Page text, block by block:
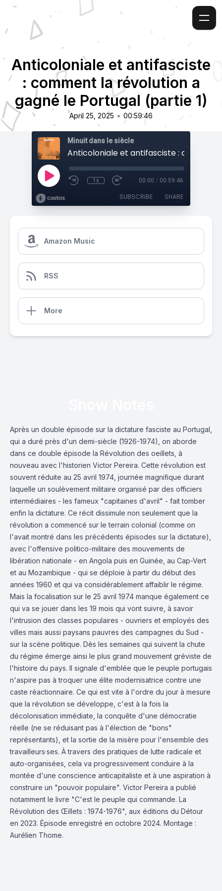
Anticoloniale et antifasciste
: comment la révolution a
gagné le Portugal (partie 1)
April 25, 2025 • 00:59:46
Minuit dans le siècle
1x 00:00 / 00:59:46
SUBSCRIBE SHARE
Amazon Music
RSS
More
Après un double épisode sur la dictature fasciste au Portugal,
qui a duré près d'un demi-siècle (1926-1974), on aborde
dans ce double épisode la Révolution des oeillets, à
nouveau avec l'historien Victor Pereira. Cette révolution est
souvent réduite au 25 avril 1974, journée magnifique durant
laquelle un soulèvement militaire organisé par des officiers
intermédiaires - les fameux "capitaines d'avril" - fait tomber
enfin la dictature. Ce récit dissimule non seulement que la
révolution a commencé sur le terrain colonial (comme on
l'avait montré dans les précédents épisodes sur la dictature),
avec l'offensive politico-militaire des mouvements de
libération nationale - en Angola puis en Guinée, au Cap-Vert
et au Mozambique - qui se déploie à partir du début des
années 1960 et qui va considérablement affaiblir le régime.
Mais la focalisation sur le 25 avril 1974 manque également ce
qui va se jouer dans les 19 mois qui vont suivre, à savoir
l'intrusion des classes populaires - ouvriers et employés des
villes mais aussi paysans pauvres des campagnes du Sud -
sur la scène politique. Dès les semaines qui suivent la chute
du régime émerge ainsi le plus grand mouvement gréviste de
l'histoire du pays. Il signale d'emblée que le peuple portugais
n'aspire pas à troquer une élite modernisatrice contre une
caste réactionnaire. Ce qui est vite à l'ordre du jour à mesure
que la révolution se développe, c'est à la fois la
décolonisation immédiate, la conquête d'une démocratie
réelle (ne se réduisant pas à l'élection de "bons"
représentants), et la sortie de la misère pour l'ensemble des
travailleurs·ses. À travers des pratiques de lutte radicale et
auto-organisées, cela va progressivement conduire à la
montée d'une conscience anticapitaliste et à une aspiration à
construire un "pouvoir populaire". Victor Pereira a publié
notamment le livre "C'est le peuple qui commande. La
Révolution des Œillets : 1974-1976", aux éditions du Détour
en 2023. Épisode enregistré en octobre 2024. Montage :
Aurélien Thome.